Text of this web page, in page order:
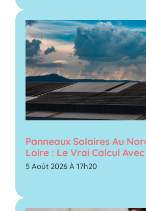
Panneaux Solaires Au
Loire : Le Vrai Calcul Avec
5 Août 2026 À 17h20